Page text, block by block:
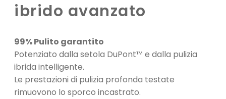
ibrido avanzato
99% Pulito garantito
Potenziato dalla setola DuPont™ e dalla pulizia
ibrida intelligente.
Le prestazioni di pulizia profonda testate
rimuovono lo sporco incastrato.